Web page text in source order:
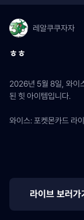
레알쿠쿠자자
ㅎㅎ
2026년 5월 8일, 와이
된 힛 아이템입니다.
와이스: 포켓몬카드 라
라이브 보러가